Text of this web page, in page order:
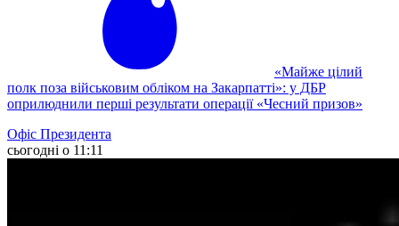
«Майже цілий
полк поза військовим обліком на Закарпатті»: у ДБР
оприлюднили перші результати операції «Чесний призов»
Офіс Президента
сьогодні о 11:11